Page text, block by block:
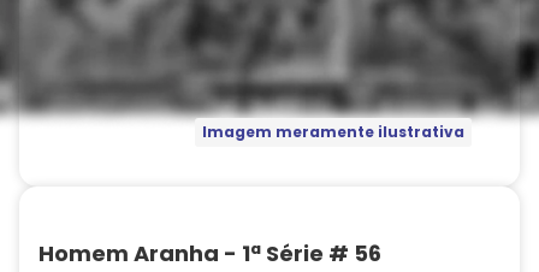
Imagem meramente ilustrativa
Homem Aranha - 1ª Série # 56